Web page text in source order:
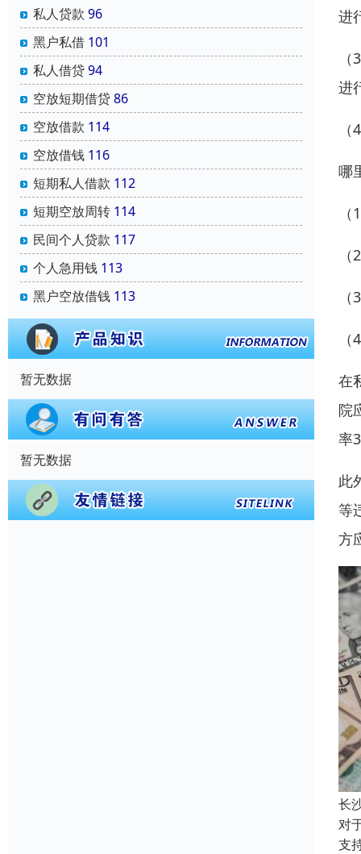
私人贷款 96
黑户私借 101
私人借贷94
空放短期借贷86
空放借款 114
空放借钱 116
短期私人借款 112
短期空放周转 114
民间个人贷款 117
个人急用钱 113
黑户空放借钱 113
暂无数据
暂无数据
进
进
哪
在
院
率
此
等
方
长
对
支